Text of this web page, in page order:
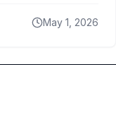
May 1, 2026